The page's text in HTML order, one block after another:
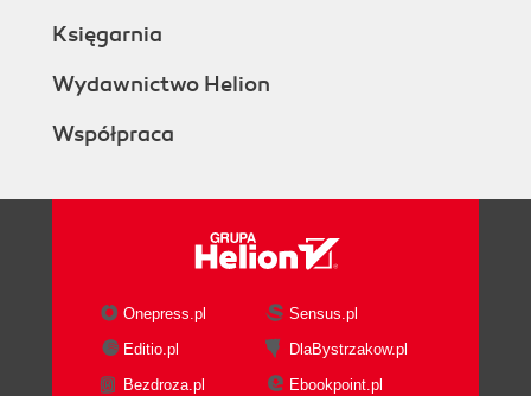
Księgarnia
Wydawnictwo Helion
Współpraca
Onepress.pl
Sensus.pl
Editio.pl
DlaBystrzakow.pl
Bezdroza.pl
Ebookpoint.pl